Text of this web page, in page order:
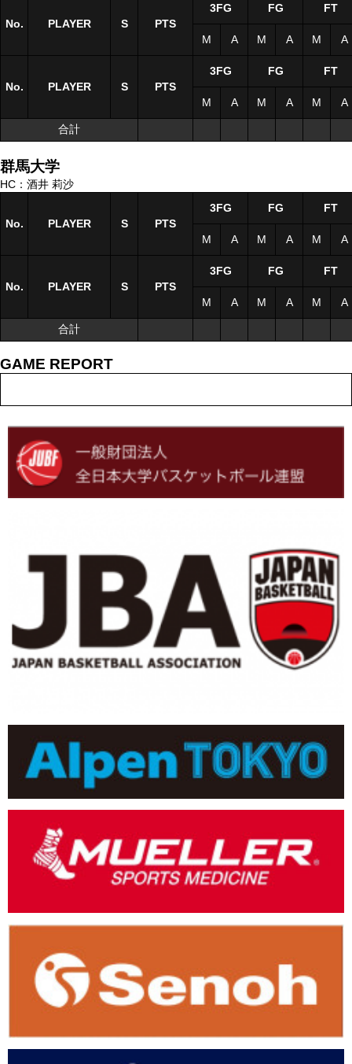
No. PLAYER S
No. PLAYER S
合計
No. PLAYER S PTS
3FG FG FT
M A M A M A
No. PLAYER S PTS
3FG FG FT
M A M A M A
合計
群馬大学
HC：酒井 莉沙
No. PLAYER S
No. PLAYER S
合計
No. PLAYER S PTS
3FG FG FT
M A M A M A
No. PLAYER S PTS
3FG FG FT
M A M A M A
合計
GAME REPORT